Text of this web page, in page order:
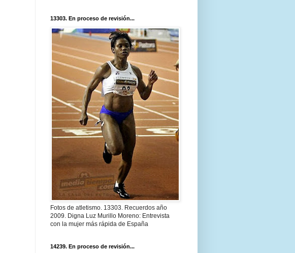
13303. En proceso de revisión...
Fotos de atletismo. 13303. Recuerdos año
2009. Digna Luz Murillo Moreno: Entrevista
con la mujer más rápida de España
14239. En proceso de revisión...